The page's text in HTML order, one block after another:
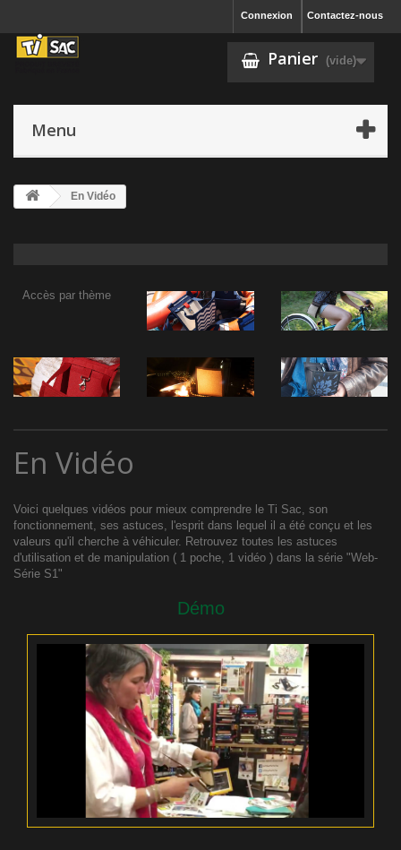
Contactez-nous
Connexion
Panier (vide)
Menu
En Vidéo
Accès par thème
En Vidéo
Voici quelques vidéos pour mieux comprendre le Ti Sac, son
fonctionnement, ses astuces, l'esprit dans lequel il a été conçu et les
valeurs qu'il cherche à véhiculer. Retrouvez toutes les astuces
d'utilisation et de manipulation ( 1 poche, 1 vidéo ) dans la série "Web-
Série S1"
Démo